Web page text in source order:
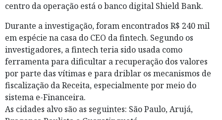
centro da operação está o banco digital Shield Bank.
Durante a investigação, foram encontrados R$ 240 mil
em espécie na casa do CEO da fintech. Segundo os
investigadores, a fintech teria sido usada como
ferramenta para dificultar a recuperação dos valores
por parte das vítimas e para driblar os mecanismos de
fiscalização da Receita, especialmente por meio do
sistema e-Financeira.
As cidades alvo são as seguintes: São Paulo, Arujá,